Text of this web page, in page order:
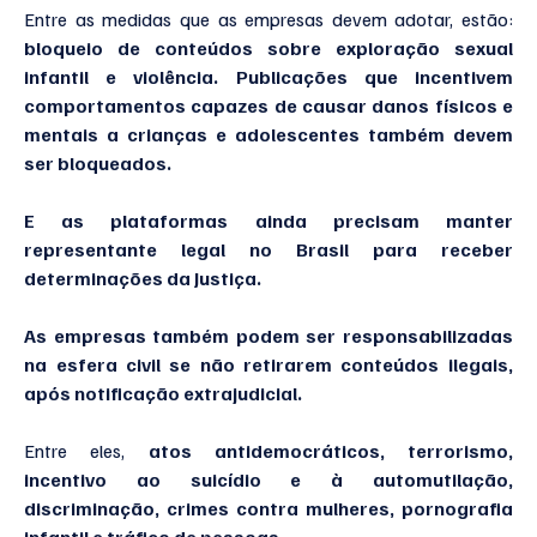
bloqueio de conteúdos sobre exploração sexual
infantil e violência. Publicações que incentivem
comportamentos capazes de causar danos físicos e
mentais a crianças e adolescentes também devem
ser bloqueados.
E as plataformas ainda precisam manter
representante legal no Brasil para receber
determinações da Justiça.
As empresas também podem ser responsabilizadas
na esfera civil se não retirarem conteúdos ilegais,
após notificação extrajudicial.
Entre eles, atos antidemocráticos, terrorismo,
incentivo ao suicídio e à automutilação,
discriminação, crimes contra mulheres, pornografia